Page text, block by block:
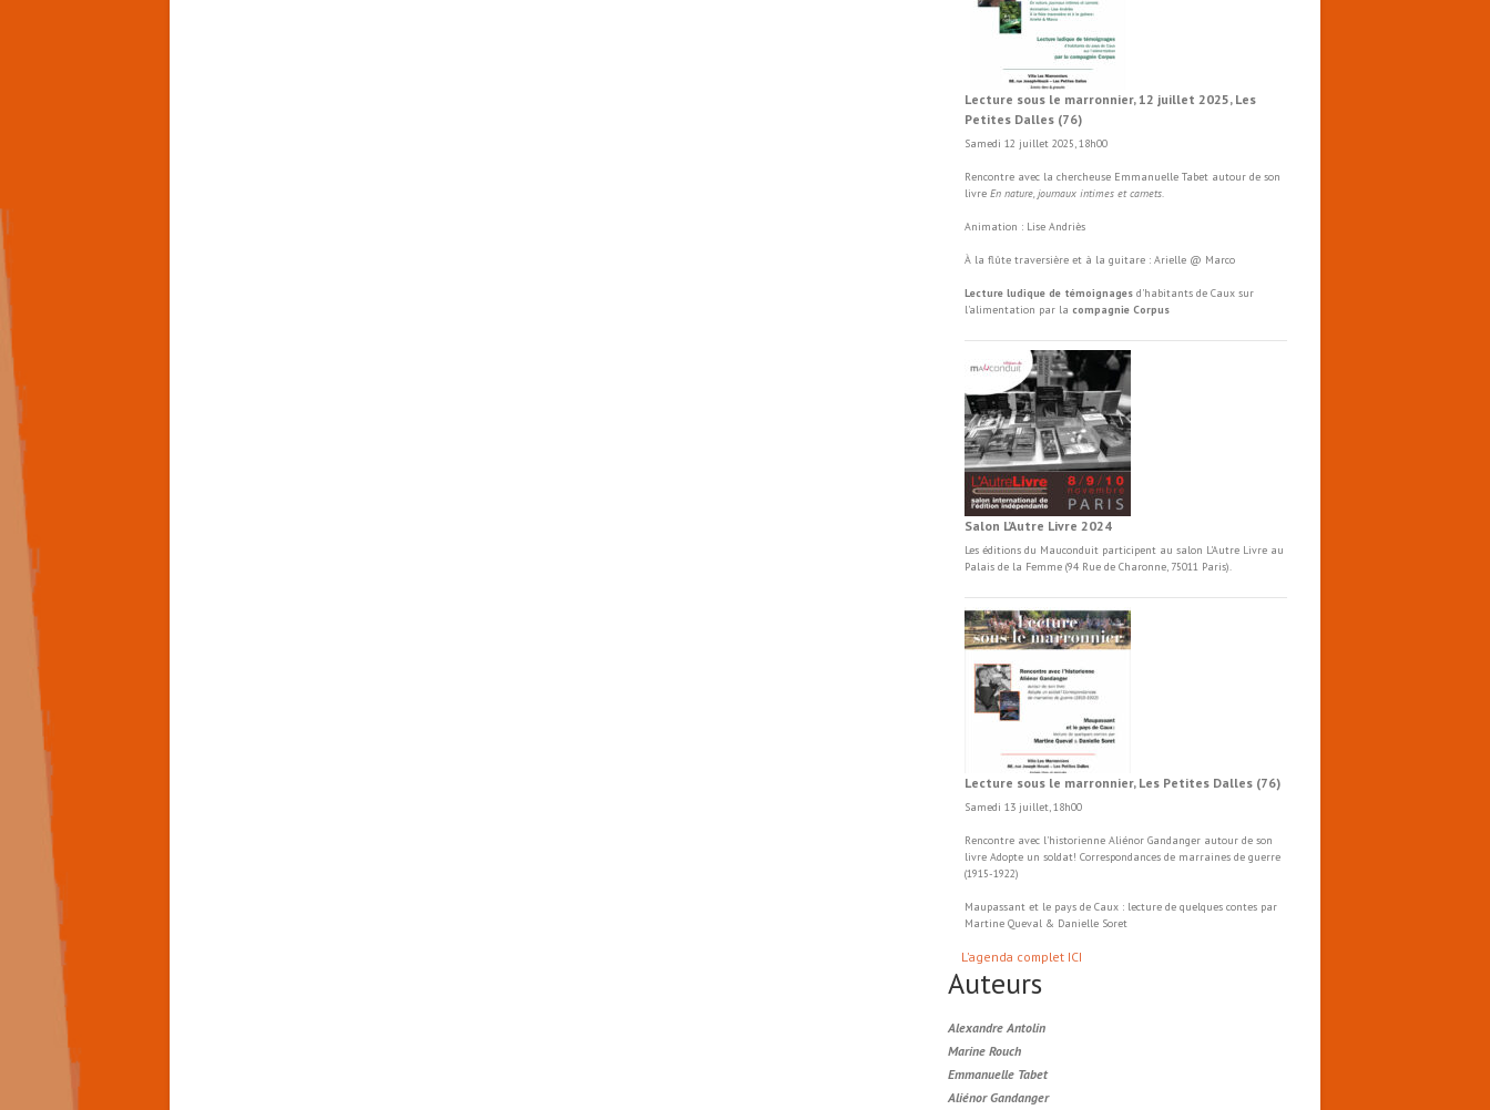
Lecture sous le marronnier, 12 juillet 2025, Les
Petites Dalles (76)
Samedi 12 juillet 2025, 18h00
Rencontre avec la chercheuse Emmanuelle Tabet autour de son
livreEn nature, journaux intimes et carnets.
Animation : Lise Andriès
À la flûte traversière et à la guitare : Arielle @ Marco
Lecture ludique de témoignages d'habitants de Caux sur
l'alimentation par lacompagnie Corpus
Salon L’Autre Livre 2024
Les éditions du Mauconduit participent au salon L'Autre Livre au
Palais de la Femme (94 Rue de Charonne, 75011 Paris).
Lecture sous le marronnier, Les Petites Dalles (76)
Samedi 13 juillet, 18h00
Rencontre avec l'historienne Aliénor Gandanger autour de son
livre Adopte un soldat! Correspondances de marraines de guerre
(1915-1922)
Maupassant et le pays de Caux : lecture de quelques contes par
Martine Queval & Danielle Soret
L'agenda complet ICI
Auteurs
Alexandre Antolin
Marine Rouch
Emmanuelle Tabet
Aliénor Gandanger